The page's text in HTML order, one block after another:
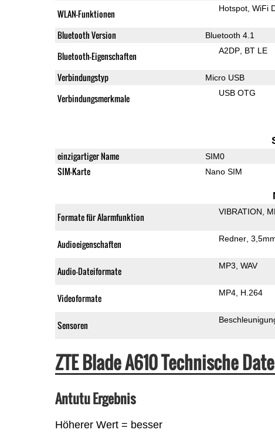
WLAN-Funktionen Hotspot WiFi
Bluetooth Version Bluetooth 4.1
Bluetooth-Eigenschaften A2DP BT LE
Verbindungstyp Micro USB
Verbindungsmerkmale USB OTG
einzigartiger Name SIM0
SIM-Karte Nano SIM
Formate für Alarmfunktion VIBRATION
Audioeigenschaften Redner
Audio-Dateiformate MP3 WAV
Videoformate MP4 H.264
Sensoren
ZTE Blade A610 Technische
Antutu Ergebnis
Höherer Wert = besser